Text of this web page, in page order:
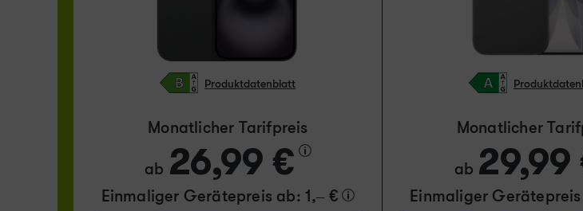
Produktdatenblatt
Monatlicher Tarifpreis
ab 26,99 €
Einmaliger Gerätepreis ab: 1,– €
Monatlicher
ab 29,99
Einmaliger Gerätepreis